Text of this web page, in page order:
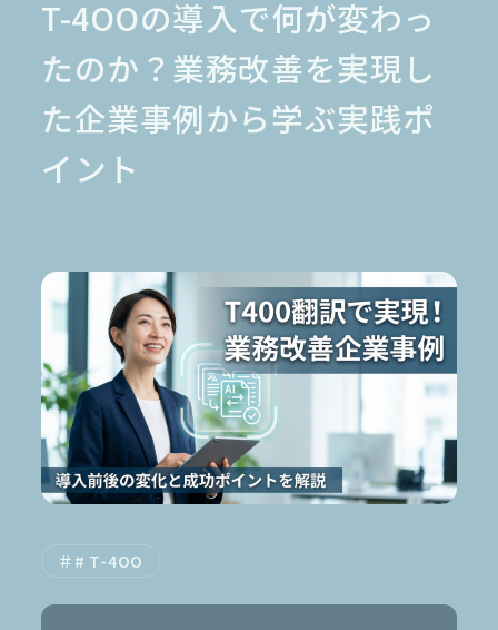
広告業界
出版業界
エンタメ
製品一覧
Rozetta API
GLOVA
シゴトオワルAIシリーズ
ラクヤクAI
Metareal AI
キャラクターAI翻訳エンジン「ella」
四季報AI
金融・保険業界
製造業界
製薬業界
partner
資料請求
Document
生成AI開発
IR情報
ロゼッタスクエア
無料トライアル・ご相談
お電話でのご相談
0120-105-891
T-4OOの導入で何が変わっ
たのか？業務改善を実現し
た企業事例から学ぶ実践ポ
イント
# T-4OO